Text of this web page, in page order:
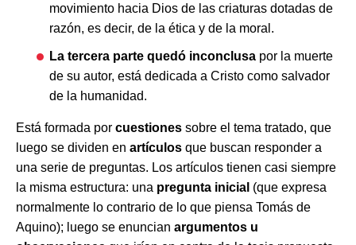
movimiento hacia Dios de las criaturas dotadas de
razón, es decir, de la ética y de la moral.
La tercera parte quedó inconclusa por la muerte
de su autor, está dedicada a Cristo como salvador
de la humanidad.
Está formada por cuestiones sobre el tema tratado, que
luego se dividen en artículos que buscan responder a
una serie de preguntas. Los artículos tienen casi siempre
la misma estructura: una pregunta inicial (que expresa
normalmente lo contrario de lo que piensa Tomás de
Aquino); luego se enuncian argumentos u